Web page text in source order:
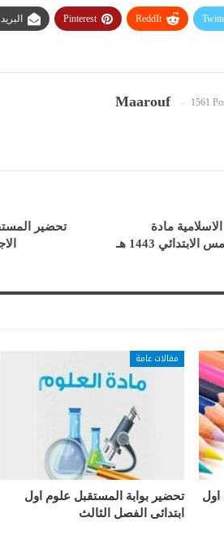
ReddIt
Pinterest
Maarouf 1561
مادة
1443 هـ
تحضير
اول
مقالات عامة
تحضير بوابة المستقبل علوم اول
ابتدائى الفصل الثالث